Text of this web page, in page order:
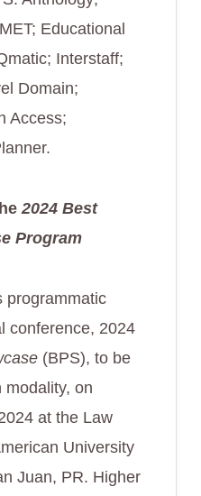
Educational
Interstaff;
Domain;
Access;
2024 Best
Program
programmatic
conference, 2024
(BPS), to be
modality, on
at the Law
University
Juan, PR. Higher